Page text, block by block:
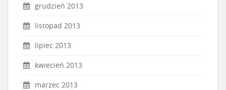
grudzień 2013
listopad 2013
lipiec 2013
kwiecień 2013
marzec 2013